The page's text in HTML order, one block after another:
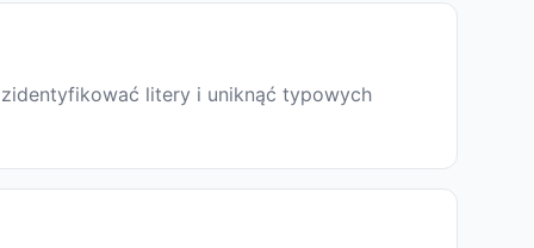
zidentyfikować litery i uniknąć typowych